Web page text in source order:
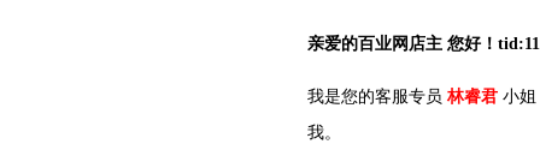
亲爱的百业网店主 您好！
我是您的客服专员 林睿君 小姐
我。